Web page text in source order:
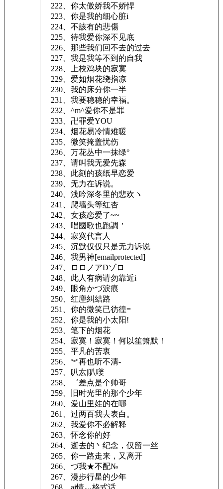
222、你太傲娇我不娇悍
223、你是我的细心脏i
224、不該有的悲傷
225、待我爱你深不见底
226、那些我们回不去的过去
227、我是我等不到的自我
228、上校鸡块的寂寞
229、爱如烟花绕指凉
230、我的床分你一半
231、我要稳稳的幸福。
232、^m^爱你不是罪
233、卍罪爱YOU
234、烟花易冷情难暖
235、微笑掩盖忧伤
236、万花丛中一抹绿°
237、请叫我无爱先森
238、此刻的孩纸早恋爱
239、无力在诉说。
240、浅吟深冬里的悲欢ヽ
241、爬墙头等红杏
242、女孩恋爱了~~
243、唱國歌也跑調＇
244、寂寞代言人
245、沉默仅仅只是无力诉说
246、我男神[emailprotected]
247、ロロノアDゾロ
248、此人有病请勿靠近i
249、眼角かづ淚痕
250、红塵糾結路
251、你的微笑已彷徨=
252、你是我的小太阳!
253、笔下的烟花
254、寂寞！寂寞！何以笙箫默！
255、平凡的苦衷
256、︾再也听不清-
257、叭厷|叭嘙
258、゛差点是个帅哥
259、旧时光里的那个少年
260、爱山里娃的在哪
261、过两百我去表白。
262、我爱你不必解释
263、怀念你的好
264、逝去的丶纪念，仅留一丝
265、你一路走来，又离开
266、づ我★不配№
267、漫步行星的少年
268、ai情灬格式话